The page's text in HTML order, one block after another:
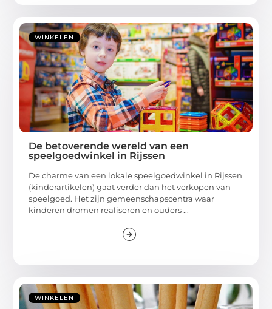
WINKELEN
De betoverende wereld van een
speelgoedwinkel in Rijssen
De charme van een lokale speelgoedwinkel in Rijssen
(kinderartikelen) gaat verder dan het verkopen van
speelgoed. Het zijn gemeenschapscentra waar
kinderen dromen realiseren en ouders ...
WINKELEN